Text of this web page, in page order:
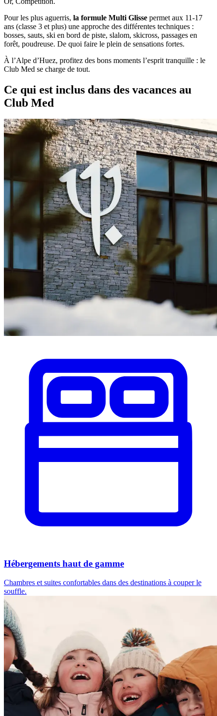
Pour les plus aguerris, la formule Multi Glisse permet aux 11-17
ans (classe 3 et plus) une approche des différentes techniques :
bosses, sauts, ski en bord de piste, slalom, skicross, passages en
forêt, poudreuse. De quoi faire le plein de sensations fortes.
À l’Alpe d’Huez, profitez des bons moments l’esprit tranquille : le
Club Med se charge de tout.
Ce qui est inclus dans des vacances au
Club Med
Hébergements haut de gamme
Chambres et suites confortables dans des destinations à couper le
souffle.